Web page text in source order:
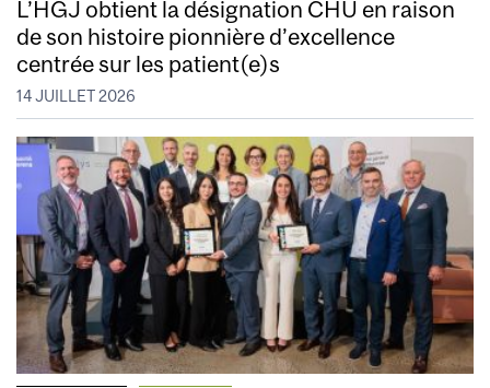
L’HGJ obtient la désignation CHU en raison
de son histoire pionnière d’excellence
centrée sur les patient(e)s
14 JUILLET 2026